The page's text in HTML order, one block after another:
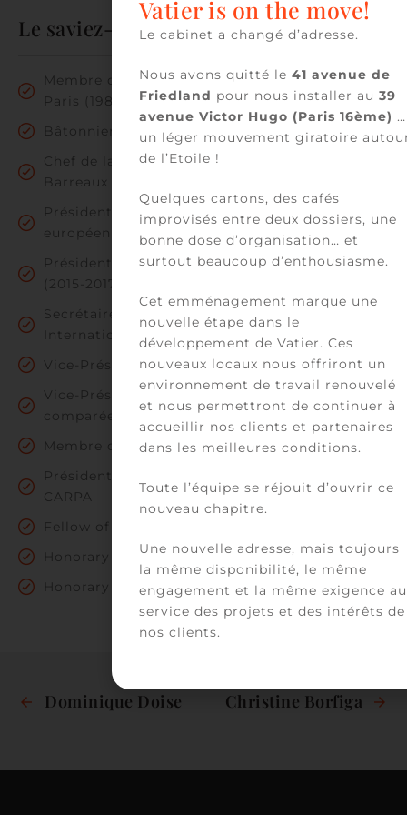
Le saviez-vous ?
Membre du Conseil de l’Ordre du Barreau de
Paris (1987-1989) et (1998 – 2009)
Bâtonnier du Barreau de Paris (1996-1997)
Chef de la délégation française au Conseil des
Barreaux de l’Union Européenne (1998 – 2002)
Président du Conseil des barreaux de l’Union
européenne (CCBE 2005)
Président de la Franco-British Lawyer’s Society
(2015-2017)
Secrétaire Général de la Conférence
Internationale des barreaux (CIB)
Vice-Président de la Fondation Jacques Chirac
Vice-Président de la société de législation
comparée
Membre de l’Association Française d’arbitrage
Président d’honneur de l’Union Nationale des
CARPA
Fellow of the American Bar Foundation
Honorary Member of the Gray's Inn
Honorary Member of the Australian Bar
Dominique Doise Christine Borfiga
Vatier is on the move!
Le cabinet a changé d’adresse.
Nous avons quitté le 41 avenue de
Friedland pour nous installer au 39
avenue Victor Hugo (Paris 16ème) …
un léger mouvement giratoire
de l’Etoile !
Quelques cartons, des cafés
improvisés entre deux dossiers, une
bonne dose d’organisation… et
surtout beaucoup d’enthousiasme.
Cet emménagement marque une
nouvelle étape dans le
développement de Vatier. Ces
nouveaux locaux nous offriront un
environnement de travail renouvelé
et nous permettront de continuer à
accueillir nos clients et partenaires
dans les meilleures conditions.
Toute l’équipe se réjouit d’ouvrir ce
nouveau chapitre.
Une nouvelle adresse, mais toujours
la même disponibilité, le même
engagement et la même exigence au
service des projets et des intérêts de
nos clients.